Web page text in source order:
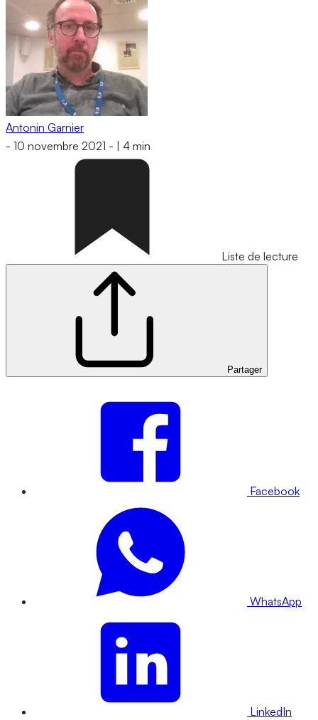
Antonin Garnier
- 10 novembre 2021 - 4 min
Liste de lecture
Partager
Facebook
WhatsApp
LinkedIn